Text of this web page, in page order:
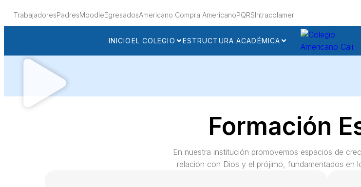
TrabajadoresPadresMoodleEgresadosAmericano Compra AmericanoPQRSIntracolamer
INICIOEL COLEGIO ESTRUCTURA ACADÉMICA
Formación
En nuestra institución promovemos espacios de
relación con Dios y el prójimo, fundamentados en